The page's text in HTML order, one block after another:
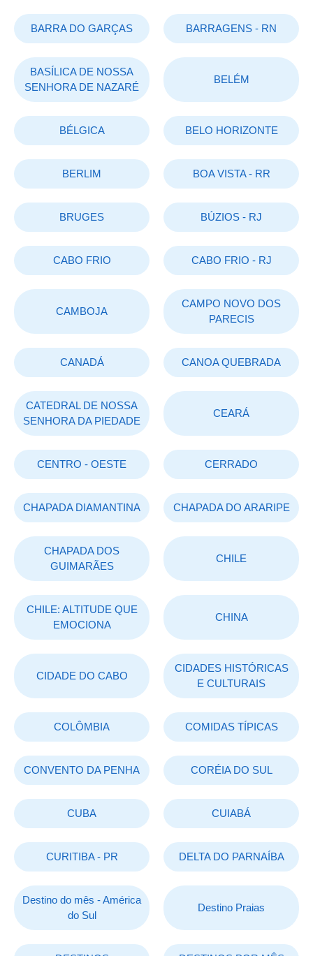
BARRA DO GARÇAS BARRAGENS - RN
BASÍLICA DE NOSSA
SENHORA DE NAZARÉ
BELÉM
BÉLGICA BELO HORIZONTE
BERLIM BOA VISTA - RR
BRUGES BÚZIOS - RJ
CABO FRIO CABO FRIO - RJ
CAMBOJA
CAMPO NOVO DOS
PARECIS
CANADÁ CANOA QUEBRADA
CATEDRAL DE NOSSA
SENHORA DA PIEDADE
CEARÁ
CENTRO - OESTE CERRADO
CHAPADA DIAMANTINA CHAPADA DO ARARIPE
CHAPADA DOS
GUIMARÃES
CHILE
CHILE: ALTITUDE QUE
EMOCIONA
CHINA
CIDADE DO CABO
CIDADES HISTÓRICAS
E CULTURAIS
COLÔMBIA COMIDAS TÍPICAS
CONVENTO DA PENHA CORÉIA DO SUL
CUBA CUIABÁ
CURITIBA - PR DELTA DO PARNAÍBA
Destino do mês - América
do Sul
Destino Praias